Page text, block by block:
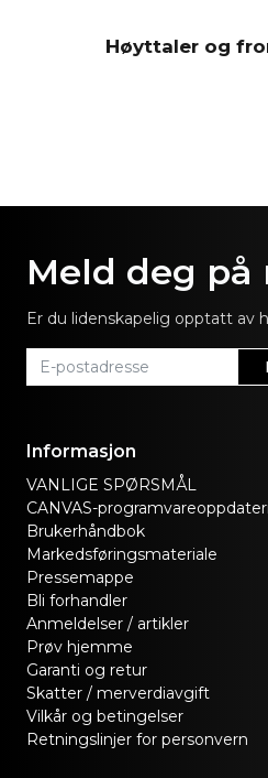
Høyttaler og
Meld deg
Er du lidenskapelig opptatt av
Informasjon
VANLIGE SPØRSMÅL
CANVAS-
Brukerhåndbok
Markedsføringsmateriale
Pressemappe
Bli forhandler
Anmeldelser / artikler
Prøv hjemme
Garanti og retur
Skatter / merverdiavgift
Vilkår og betingelser
Retningslinjer for personvern